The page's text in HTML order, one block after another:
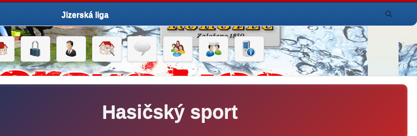
Jizerská liga
Hasičský sport